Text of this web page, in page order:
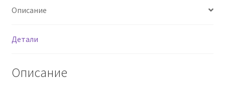
языке
Описание
Детали
Описание